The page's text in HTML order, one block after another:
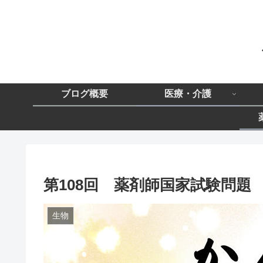
ブログ概要 医療・介護
第108回 薬剤師国家試験問題
生物